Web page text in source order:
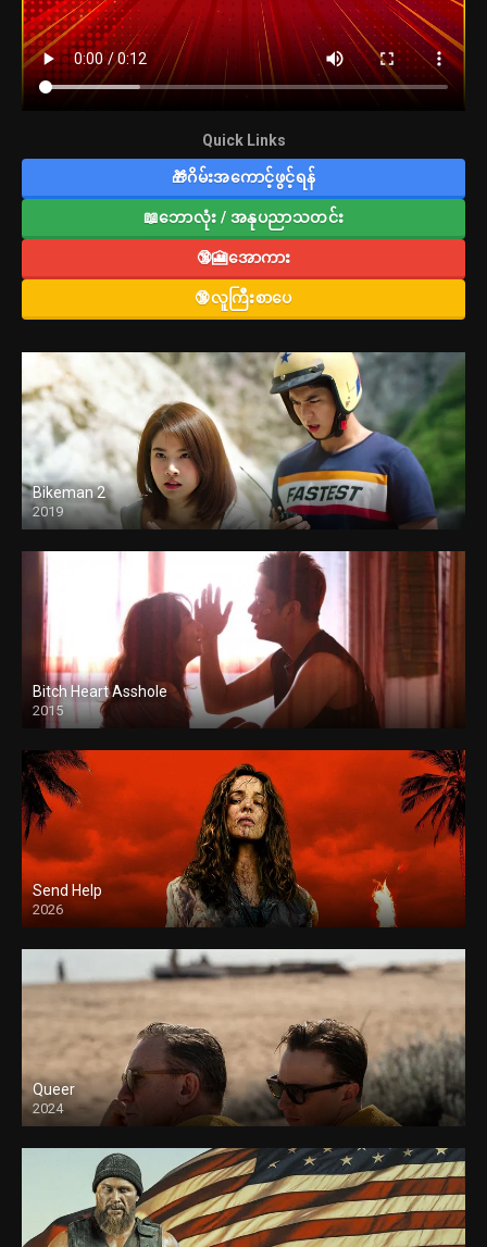
Quick Links
🎁ဂိမ်းအကောင့်ဖွင့်ရန်
📖ဘောလုံး / အနုပညာသတင်း
🔞🎦အောကား
🔞လူကြီးစာပေ
Bikeman 2
2019
Bitch Heart Asshole
2015
Send Help
2026
Queer
2024